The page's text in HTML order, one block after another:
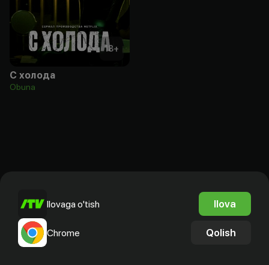
18+
С холода
Obuna
Ilovaga o'tish Ilova
Chrome Qolish